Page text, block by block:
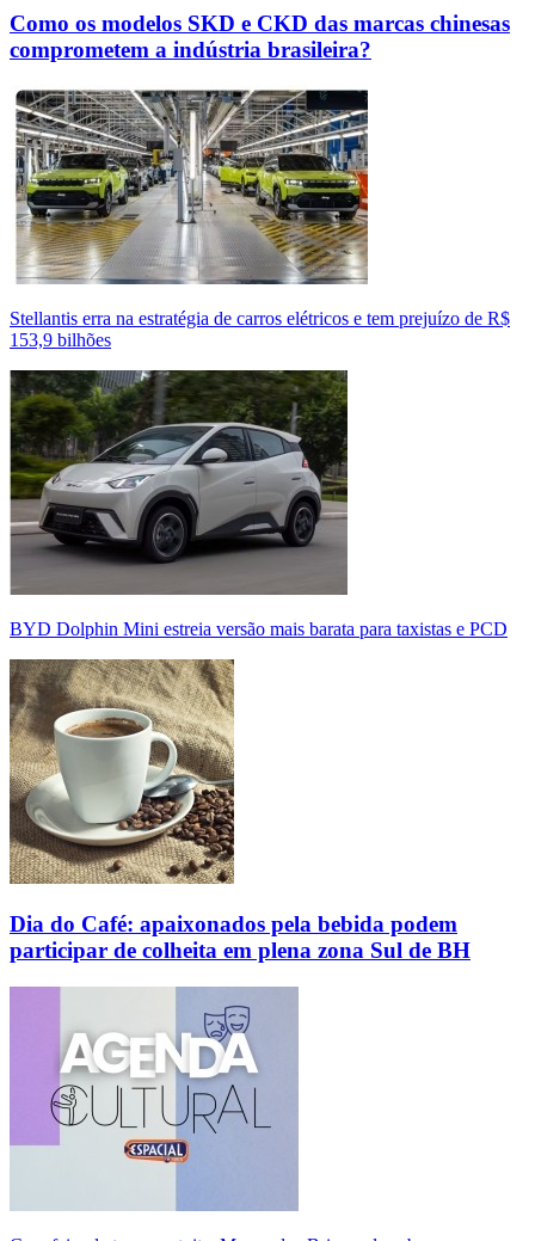
Como os modelos SKD e CKD das marcas chinesas
comprometem a indústria brasileira?
Stellantis erra na estratégia de carros elétricos e tem prejuízo de R$
153,9 bilhões
BYD Dolphin Mini estreia versão mais barata para taxistas e PCD
Dia do Café: apaixonados pela bebida podem
participar de colheita em plena zona Sul de BH